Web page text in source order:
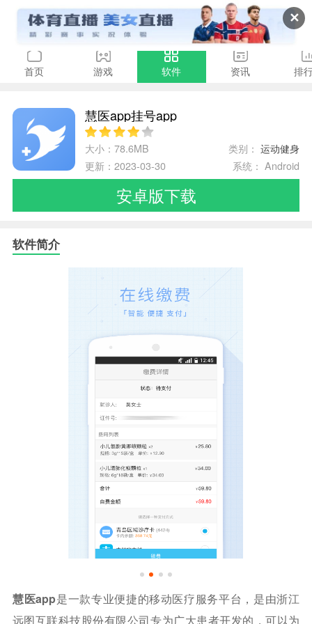
✕
首页 游戏 软件 资讯 排
慧医app挂号app
大小：78.6MB 类别：运动健身
更新：2023-03-30
系统： Android
安卓版下载
软件简介
慧医app是一款专业便捷的移动医疗服务平台，是由浙江
远图互联科技股份有限公司专为广大患者开发的，可以为